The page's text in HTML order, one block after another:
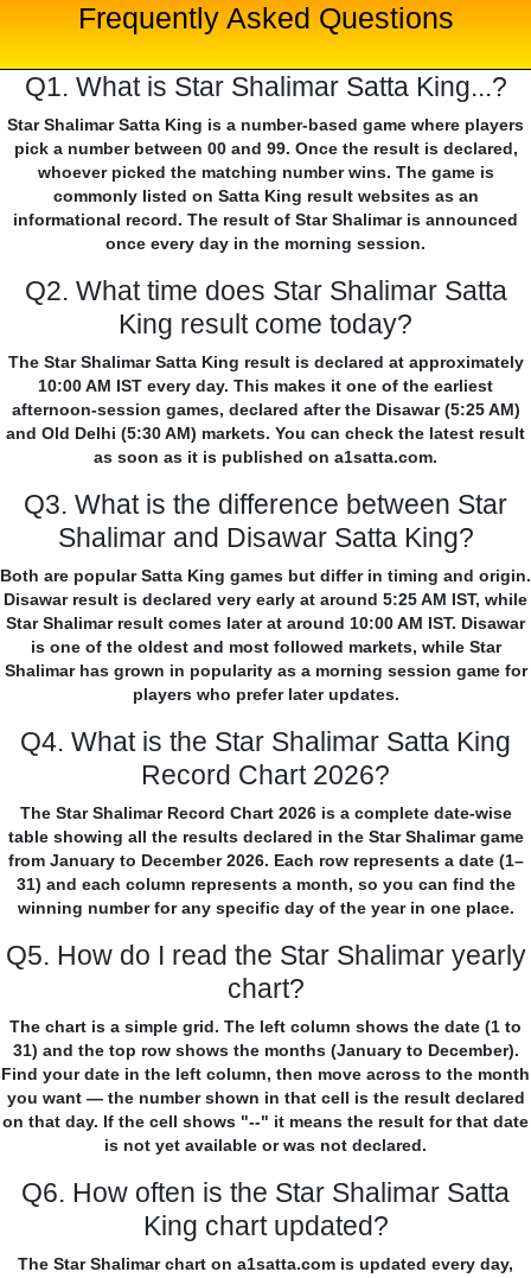
Frequently Asked Questions
Q1. What is Star Shalimar Satta King...?
Star Shalimar Satta King is a number-based game where players
pick a number between 00 and 99. Once the result is declared,
whoever picked the matching number wins. The game is
commonly listed on Satta King result websites as an
informational record. The result of Star Shalimar is announced
once every day in the morning session.
Q2. What time does Star Shalimar Satta
King result come today?
The Star Shalimar Satta King result is declared at approximately
10:00 AM IST every day. This makes it one of the earliest
afternoon-session games, declared after the Disawar (5:25 AM)
and Old Delhi (5:30 AM) markets. You can check the latest result
as soon as it is published on a1satta.com.
Q3. What is the difference between Star
Shalimar and Disawar Satta King?
Both are popular Satta King games but differ in timing and origin.
Disawar result is declared very early at around 5:25 AM IST, while
Star Shalimar result comes later at around 10:00 AM IST. Disawar
is one of the oldest and most followed markets, while Star
Shalimar has grown in popularity as a morning session game for
players who prefer later updates.
Q4. What is the Star Shalimar Satta King
Record Chart 2026?
The Star Shalimar Record Chart 2026 is a complete date-wise
table showing all the results declared in the Star Shalimar game
from January to December 2026. Each row represents a date (1–
31) and each column represents a month, so you can find the
winning number for any specific day of the year in one place.
Q5. How do I read the Star Shalimar yearly
chart?
The chart is a simple grid. The left column shows the date (1 to
31) and the top row shows the months (January to December).
Find your date in the left column, then move across to the month
you want — the number shown in that cell is the result declared
on that day. If the cell shows "--" it means the result for that date
is not yet available or was not declared.
Q6. How often is the Star Shalimar Satta
King chart updated?
The Star Shalimar chart on a1satta.com is updated every day,